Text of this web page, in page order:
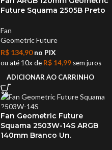
Future Squama 2505B Preto
Fan
Geometric Future
R$ 134,90no PIX
ou até 10x de R$ 14,99 sem juros
ADICIONAR AO CARRINHO
Fan Geometric Future
Squama 2503W-14S ARGB
140mm Branco Un.